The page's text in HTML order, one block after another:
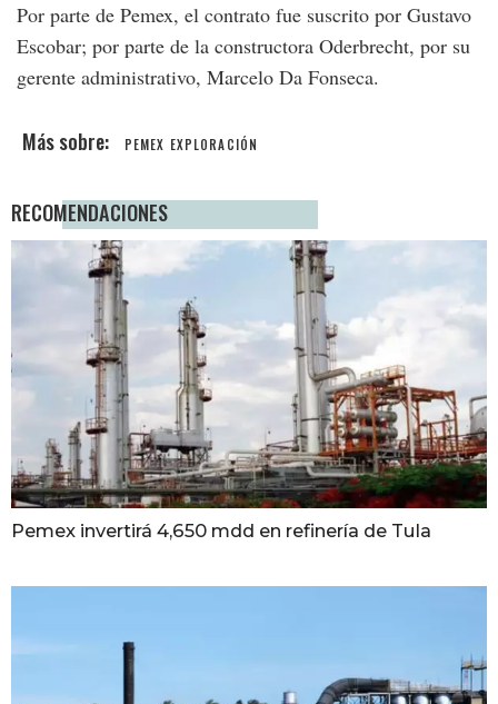
Por parte de Pemex, el contrato fue suscrito por Gustavo
Escobar; por parte de la constructora Oderbrecht, por su
gerente administrativo, Marcelo Da Fonseca.
PEMEX EXPLORACIÓN
RECOMENDACIONES
Pemex invertirá 4,650 mdd en refinería de Tula